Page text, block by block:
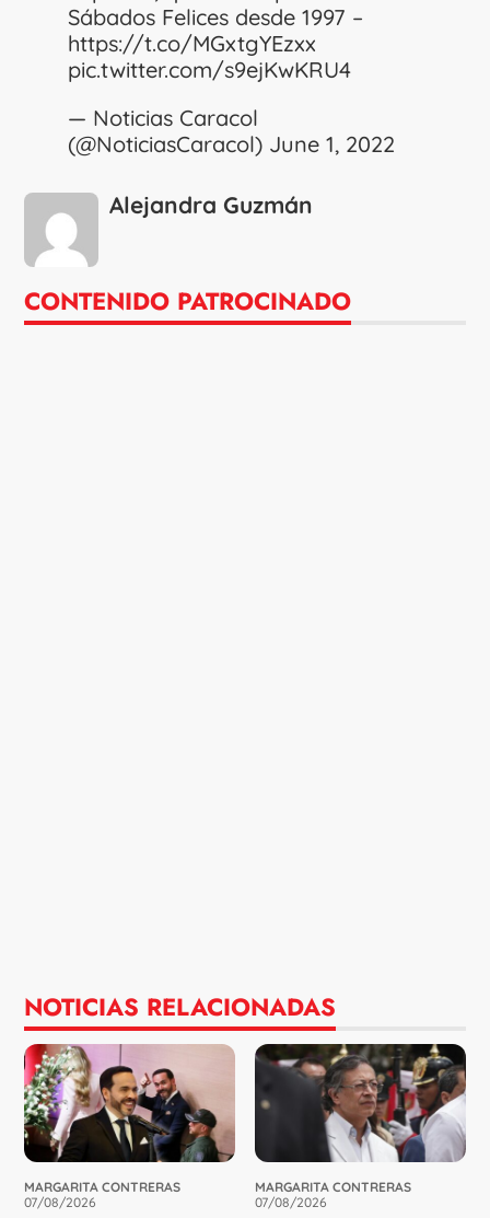
Sábados Felices desde 1997 –
https://t.co/MGxtgYEzxx
pic.twitter.com/s9ejKwKRU4
— Noticias Caracol
(@NoticiasCaracol) June 1, 2022
Alejandra Guzmán
CONTENIDO PATROCINADO
NOTICIAS RELACIONADAS
MARGARITA CONTRERAS
07/08/2026
MARGARITA CONTRERAS
07/08/2026